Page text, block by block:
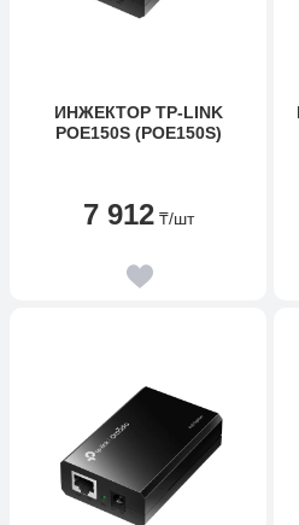
ИНЖЕКТОР TP-LINK
POE150S (POE150S)
7 912 ₸/шт